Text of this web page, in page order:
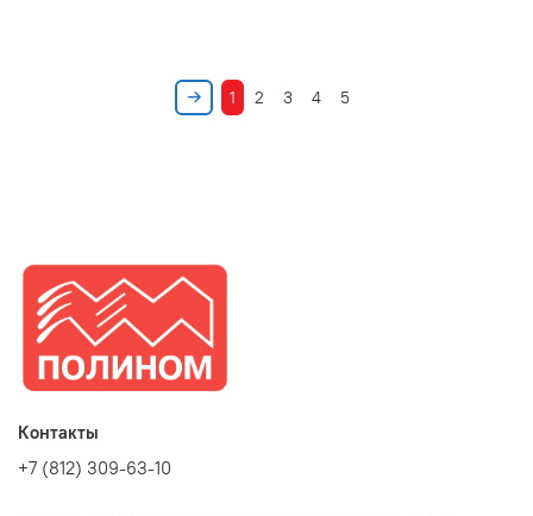
1 2 3 4 5
Контакты
+7 (812) 309-63-10